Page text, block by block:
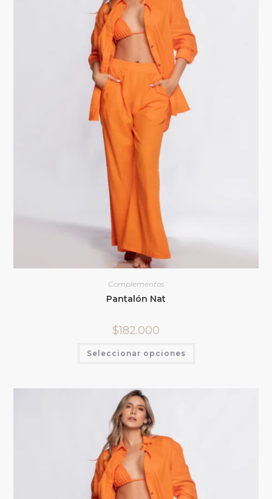
Complementos
Pantalón Nat
$182.000
Seleccionar opciones